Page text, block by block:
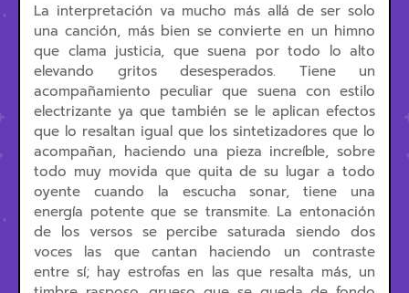
La interpretación va mucho más allá de ser solo
una canción, más bien se convierte en un himno
que clama justicia, que suena por todo lo alto
elevando gritos desesperados. Tiene un
acompañamiento peculiar que suena con estilo
electrizante ya que también se le aplican efectos
que lo resaltan igual que los sintetizadores que lo
acompañan, haciendo una pieza increíble, sobre
todo muy movida que quita de su lugar a todo
oyente cuando la escucha sonar, tiene una
energía potente que se transmite. La entonación
de los versos se percibe saturada siendo dos
voces las que cantan haciendo un contraste
entre sí; hay estrofas en las que resalta más, un